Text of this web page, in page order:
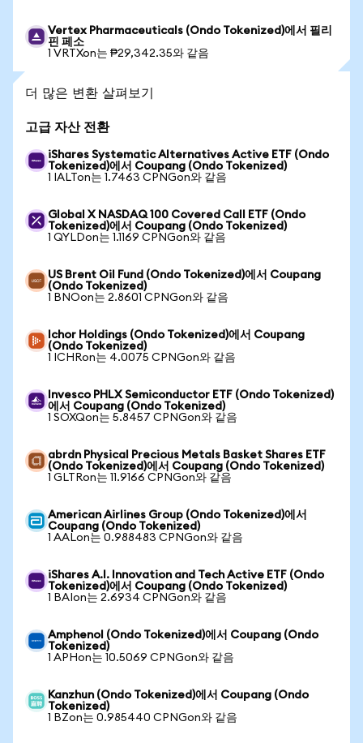
Vertex Pharmaceuticals (Ondo Tokenized)에서 필리
핀 페소
1 VRTXon는 ₱29,342.35와 같음
더 많은 변환 살펴보기
고급 자산 전환
iShares Systematic Alternatives Active ETF (Ondo
Tokenized)에서 Coupang (Ondo Tokenized)
1 IALTon는 1.7463 CPNGon와 같음
Global X NASDAQ 100 Covered Call ETF (Ondo
Tokenized)에서 Coupang (Ondo Tokenized)
1 QYLDon는 1.1169 CPNGon와 같음
US Brent Oil Fund (Ondo Tokenized)에서 Coupang
(Ondo Tokenized)
1 BNOon는 2.8601 CPNGon와 같음
Ichor Holdings (Ondo Tokenized)에서 Coupang
(Ondo Tokenized)
1 ICHRon는 4.0075 CPNGon와 같음
Invesco PHLX Semiconductor ETF (Ondo Tokenized)
에서 Coupang (Ondo Tokenized)
1 SOXQon는 5.8457 CPNGon와 같음
abrdn Physical Precious Metals Basket Shares ETF
(Ondo Tokenized)에서 Coupang (Ondo Tokenized)
1 GLTRon는 11.9166 CPNGon와 같음
American Airlines Group (Ondo Tokenized)에서
Coupang (Ondo Tokenized)
1 AALon는 0.988483 CPNGon와 같음
iShares A.I. Innovation and Tech Active ETF (Ondo
Tokenized)에서 Coupang (Ondo Tokenized)
1 BAIon는 2.6934 CPNGon와 같음
Amphenol (Ondo Tokenized)에서 Coupang (Ondo
Tokenized)
1 APHon는 10.5069 CPNGon와 같음
Kanzhun (Ondo Tokenized)에서 Coupang (Ondo
Tokenized)
1 BZon는 0.985440 CPNGon와 같음